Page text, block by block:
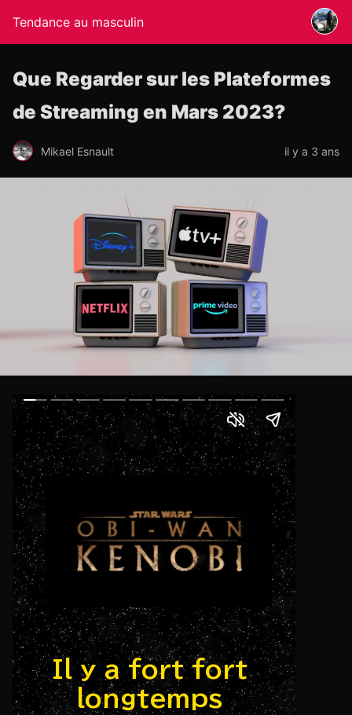
Tendance au masculin
Que Regarder sur les Plateformes
de Streaming en Mars 2023?
Mikael Esnault il y a 3 ans